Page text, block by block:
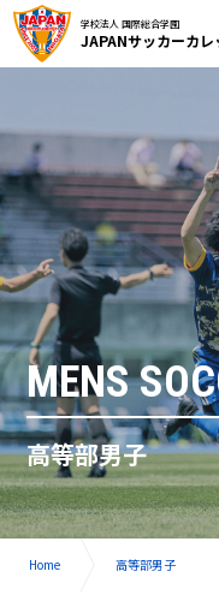
学校法人 国際総合学園
JAPANサッカーカレ
MENS
高等部男子
Home 高等部男子